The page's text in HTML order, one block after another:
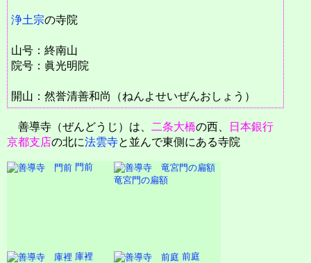
浄土宗の寺院
山号：終南山
院号：眞光明院
開山：然誉清善和尚（ねんよせいぜんおしょう）
善導寺（ぜんどうじ）は、 二条大橋の西、
日本銀行
京都支店の北に法雲寺と並んで東側にある寺院
門前
竜宮門の扁額
庫裡 前庭